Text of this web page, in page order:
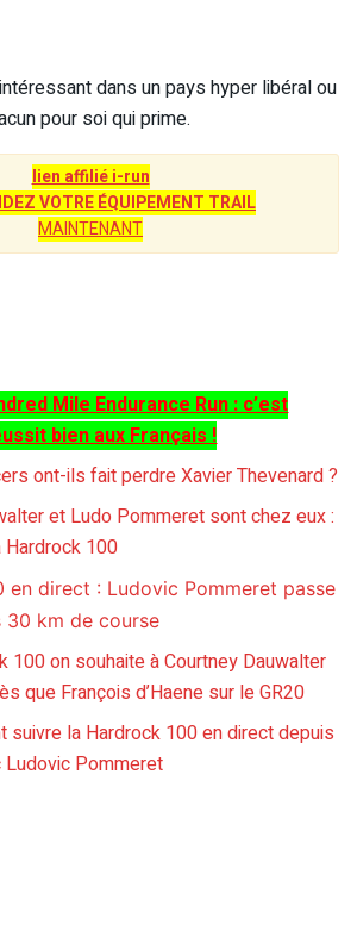
dans un pays hyper libéral ou
pour soi qui prime.
lien affilié i-run
VOTRE ÉQUIPEMENT TRAIL
MAINTENANT
Mile Endurance Run : c’est
bien aux Français !
ont-ils fait perdre Xavier Thevenard ?
et Ludo Pommeret sont chez eux :
100
en direct : Ludovic Pommeret passe
30 km de course
100 on souhaite à Courtney Dauwalter
que François d’Haene sur le GR20
suivre la Hardrock 100 en direct depuis
Ludovic Pommeret